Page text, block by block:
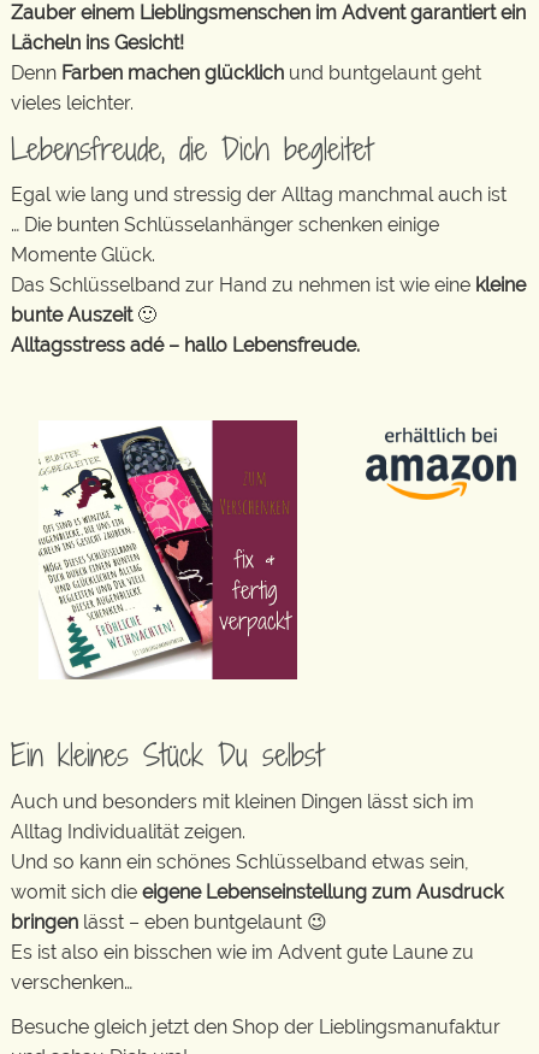
Zauber einem Lieblingsmenschen im Advent garantiert ein
Lächeln ins Gesicht!
Denn Farben machen glücklich und buntgelaunt geht
vieles leichter.
Lebensfreude, die Dich begleitet
Egal wie lang und stressig der Alltag manchmal auch ist
… Die bunten Schlüsselanhänger schenken einige
Momente Glück.
Das Schlüsselband zur Hand zu nehmen ist wie eine kleine
bunte Auszeit🙂
Alltagsstress adé – hallo Lebensfreude.
Ein kleines Stück Du selbst
Auch und besonders mit kleinen Dingen lässt sich im
Alltag Individualität zeigen.
Und so kann ein schönes Schlüsselband etwas sein,
womit sich die eigene Lebenseinstellung zum Ausdruck
bringen lässt – eben buntgelaunt 😉
Es ist also ein bisschen wie im Advent gute Laune zu
verschenken…
Besuche gleich jetzt den Shop der Lieblingsmanufaktur